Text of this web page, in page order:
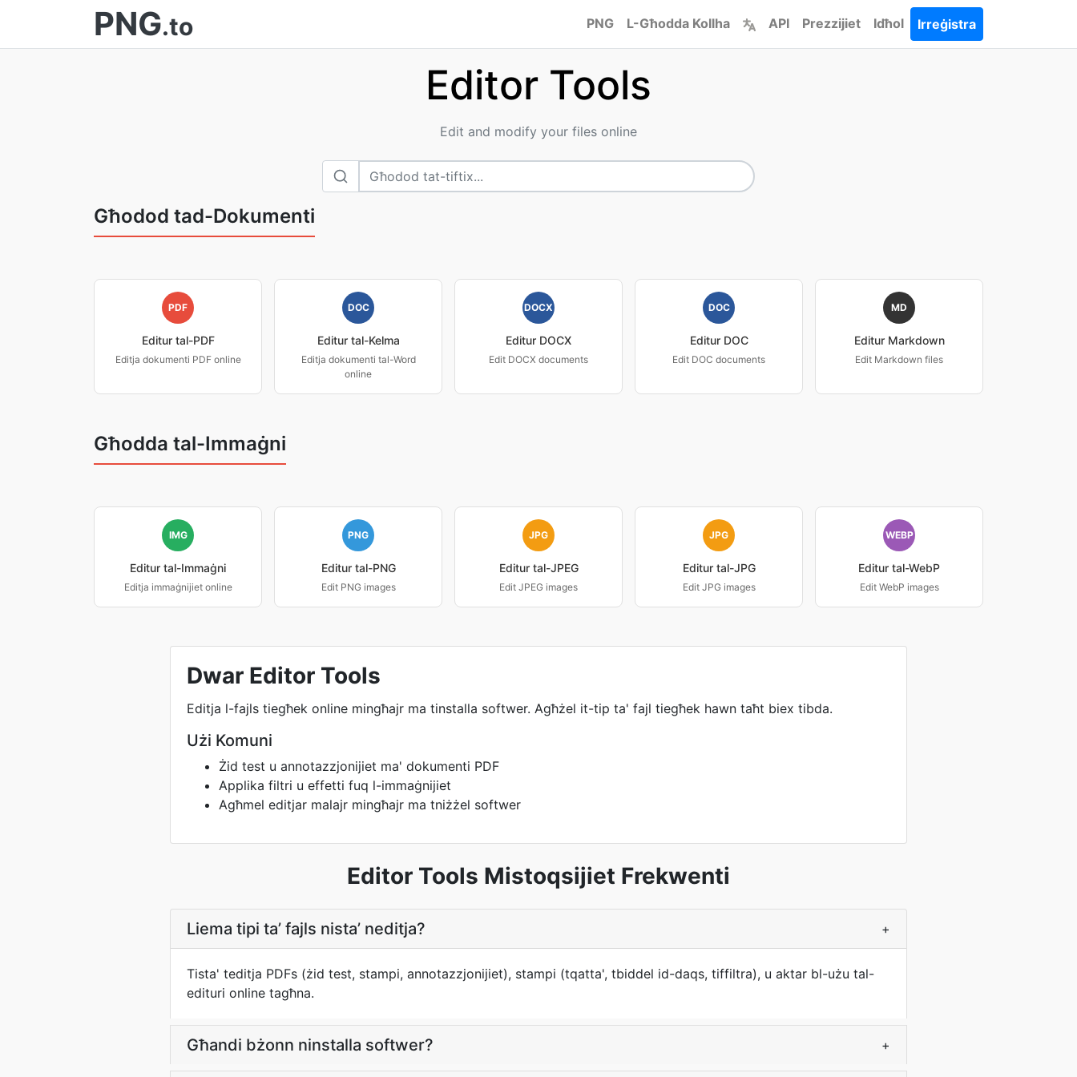
PNG.to PNG L-Għodda Kollha API Prezzijiet Idħol Irreġistra
Editor Tools
Edit and modify your files online
Għodod tad-Dokumenti
PDF
Editur tal-PDF
Editja dokumenti PDF online
DOC
Editur tal-Kelma
Editja dokumenti tal-Word
online
DOCX
Editur DOCX
Edit DOCX documents
DOC
Editur DOC
Edit DOC documents
MD
Editur Markdown
Edit Markdown files
Għodda tal-Immaġni
IMG
Editur tal-Immaġni
Editja immaġnijiet online
PNG
Editur tal-PNG
Edit PNG images
JPG
Editur tal-JPEG
Edit JPEG images
JPG
Editur tal-JPG
Edit JPG images
WEBP
Editur tal-WebP
Edit WebP images
Dwar Editor Tools
Editja l-fajls tiegħek online mingħajr ma tinstalla softwer. Agħżel it-tip ta' fajl tiegħek hawn taħt biex tibda.
Użi Komuni
Żid test u annotazzjonijiet ma' dokumenti PDF
Applika filtri u effetti fuq l-immaġnijiet
Agħmel editjar malajr mingħajr ma tniżżel softwer
Editor Tools Mistoqsijiet Frekwenti
Liema tipi ta’ fajls nista’ neditja? +
Tista' teditja PDFs (żid test, stampi, annotazzjonijiet), stampi (tqatta', tbiddel id-daqs, tiffiltra), u aktar bl-użu tal-
edituri online tagħna.
Għandi bżonn ninstalla softwer? +